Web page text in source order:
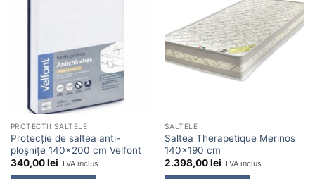
PROTECTII SALTELE
Protecție de saltea anti-
ploșnițe 140×200 cm Velfont
340,00lei TVA inclus
Adaugă
în
wishlist
SALTELE
Saltea Therapetique Merinos
140×190 cm
2.398,00lei TVA inclus